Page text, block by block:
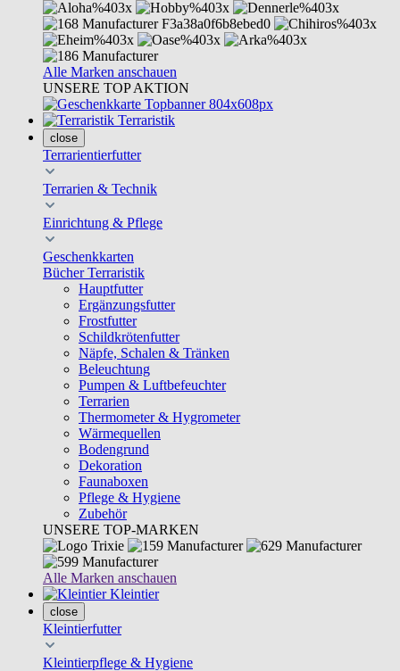
Alle Marken anschauen
UNSERE TOP AKTION
Terraristik
close
Terrarientierfutter
Terrarien & Technik
Einrichtung & Pflege
Geschenkkarten
Bücher Terraristik
Hauptfutter
Ergänzungsfutter
Frostfutter
Schildkrötenfutter
Näpfe, Schalen & Tränken
Beleuchtung
Pumpen & Luftbefeuchter
Terrarien
Thermometer & Hygrometer
Wärmequellen
Bodengrund
Dekoration
Faunaboxen
Pflege & Hygiene
Zubehör
UNSERE TOP-MARKEN
Alle Marken anschauen
Kleintier
close
Kleintierfutter
Kleintierpflege & Hygiene